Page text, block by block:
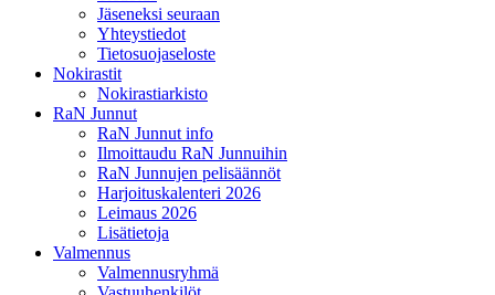
Jäseneksi seuraan
Yhteystiedot
Tietosuojaseloste
Nokirastit
Nokirastiarkisto
RaN Junnut
RaN Junnut info
Ilmoittaudu RaN Junnuihin
RaN Junnujen pelisäännöt
Harjoituskalenteri 2026
Leimaus 2026
Lisätietoja
Valmennus
Valmennusryhmä